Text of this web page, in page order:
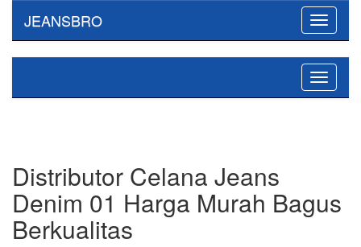
Toggle
JEANSBRO
Toggle
Distributor Celana Jeans
Denim 01 Harga Murah Bagus
Berkualitas